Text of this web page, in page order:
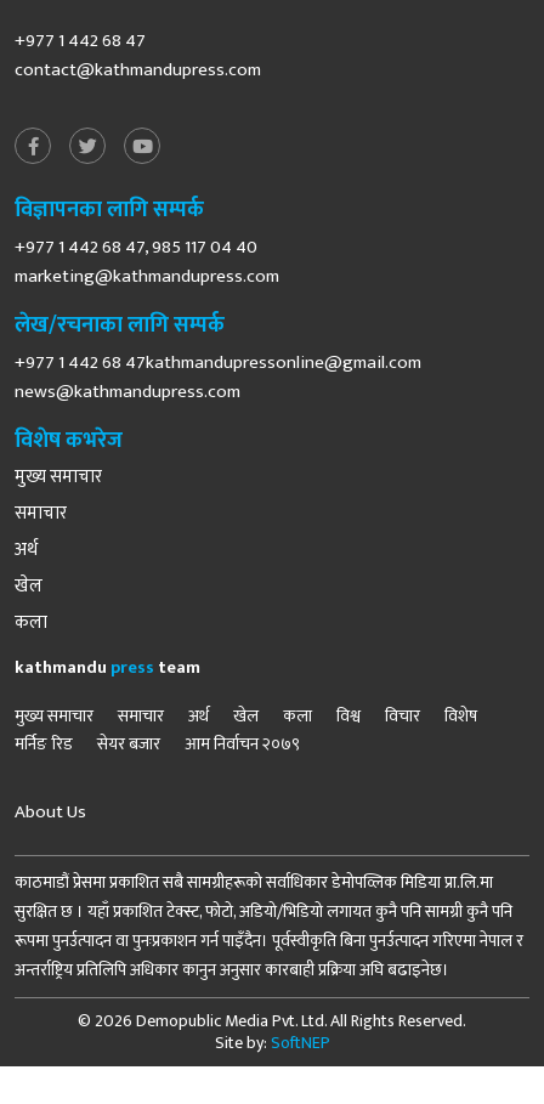
+977 1 442 68 47
contact@kathmandupress.com
विज्ञापनका लागि सम्पर्क
+977 1 442 68 47, 985 117 04 40
marketing@kathmandupress.com
लेख/रचनाका लागि सम्पर्क
+977 1 442 68 47kathmandupressonline@gmail.com
news@kathmandupress.com
विशेष कभरेज
मुख्य समाचार
समाचार
अर्थ
खेल
कला
kathmandu press team
मुख्य समाचार
समाचार अर्थ खेल कला विश्व विचार
विशेष
मर्निङ रिड
सेयर बजार आम निर्वाचन २०७९
About Us
काठमाडौं प्रेसमा प्रकाशित सबै सामग्रीहरूको सर्वाधिकार डेमोपव्लिक मिडिया प्रा.लि.मा
सुरक्षित छ । यहाँ प्रकाशित टेक्स्ट, फोटो, अडियो/भिडियो लगायत कुनै पनि सामग्री कुनै पनि
रूपमा पुनर्उत्पादन वा पुनःप्रकाशन गर्न पाइँदैन। पूर्वस्वीकृति बिना पुनर्उत्पादन गरिएमा नेपाल र
अन्तर्राष्ट्रिय प्रतिलिपि अधिकार कानुन अनुसार कारबाही प्रक्रिया अघि बढाइनेछ।
© 2026 Demopublic Media Pvt. Ltd. All Rights Reserved.
Site by:SoftNEP